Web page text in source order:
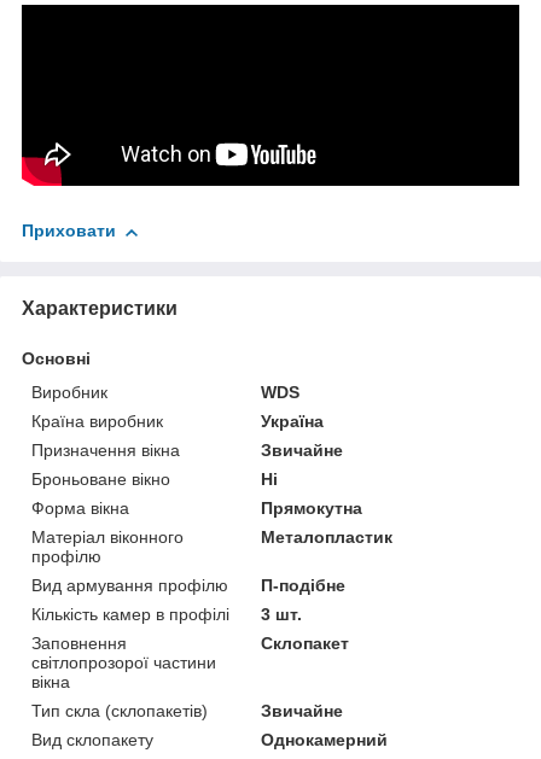
Приховати
Характеристики
Основні
Виробник
WDS
Країна виробник
Україна
Призначення вікна
Звичайне
Броньоване вікно
Ні
Форма вікна
Прямокутна
Матеріал віконного
профілю
Металопластик
Вид армування профілю
П-подібне
Кількість камер в профілі
3 шт.
Заповнення
світлопрозорої частини
вікна
Склопакет
Тип скла (склопакетів)
Звичайне
Вид склопакету
Однокамерний